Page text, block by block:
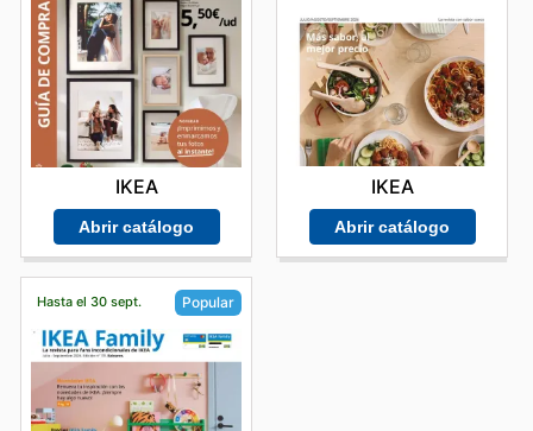
IKEA
Abrir catálogo
IKEA
Abrir catálogo
Hasta el 30 sept. Popular